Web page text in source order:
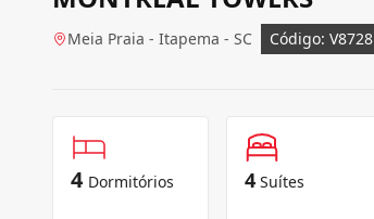
Meia Praia - Itapema - SC Código: V8728
4 Dormitórios 4 Suítes